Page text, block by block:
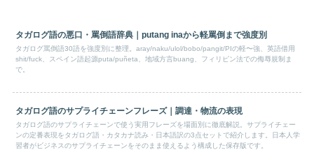
タガログ語の悪口・罵倒語辞典｜putang inaから軽罵倒まで強度別
タガログ罵倒語30語を強度別に整理。aray/naku/ulol/bobo/pangit/PIの軽〜強、英語借用
shit/fuck、スペイン語起源puta/puñeta、地域方言buang、フィリピン法での侮辱規制ま
で。
タガログ語のサプライチェーンフレーズ｜調達・物流の表現
タガログ語のサプライチェーンで使う実用フレーズを場面別に徹底解説。サプライチェー
ンの定番表現をタガログ語・カタカナ読み・日本語訳の3点セットで紹介します。日本人学
習者がビジネスのサプライチェーンをそのまま使えるよう構成した保存版です。